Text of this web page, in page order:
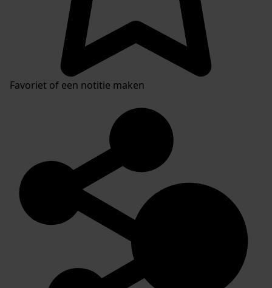
Favoriet of een notitie maken